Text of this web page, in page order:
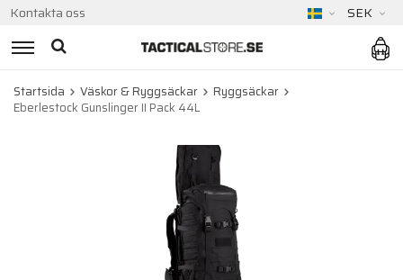
Kontakta oss SEK
Startsida Väskor & Ryggsäckar
Ryggsäckar
Eberlestock Gunslinger II Pack 44L